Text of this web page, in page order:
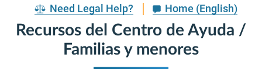
Need Legal Help? Home (English)
Recursos del Centro de Ayuda /
Familias y menores